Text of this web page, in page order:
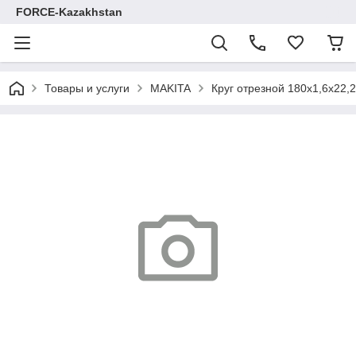
FORCE-Kazakhstan
Товары и услуги MAKITA Круг отрезной